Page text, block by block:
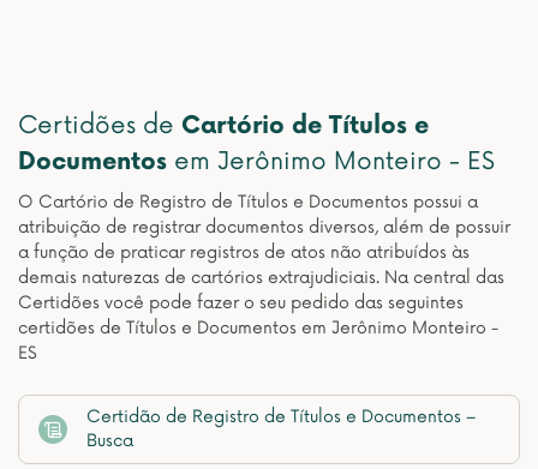
Certidões de Cartório de Títulos e
Documentos em Jerônimo Monteiro - ES
O Cartório de Registro de Títulos e Documentos possui a
atribuição de registrar documentos diversos, além de possuir
a função de praticar registros de atos não atribuídos às
demais naturezas de cartórios extrajudiciais. Na central das
Certidões você pode fazer o seu pedido das seguintes
certidões de Títulos e Documentos em Jerônimo Monteiro -
ES
Certidão de Registro de Títulos e Documentos –
Busca